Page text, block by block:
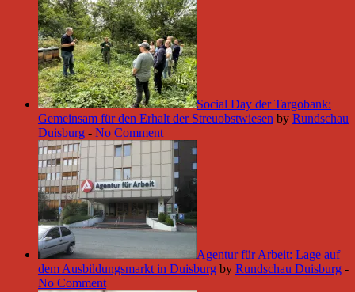
Social Day der Targobank:
Gemeinsam für den Erhalt der Streuobstwiesen by Rundschau
Duisburg - No Comment
Agentur für Arbeit: Lage auf
dem Ausbildungsmarkt in Duisburg by Rundschau Duisburg -
No Comment